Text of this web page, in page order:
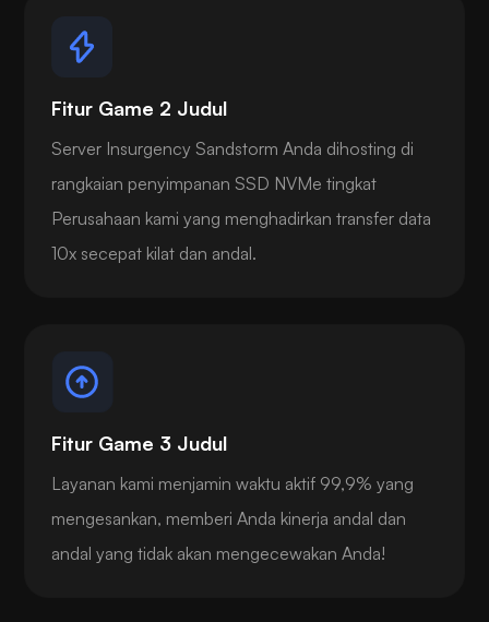
Fitur Game 2 Judul
Server Insurgency Sandstorm Anda dihosting di
rangkaian penyimpanan SSD NVMe tingkat
Perusahaan kami yang menghadirkan transfer data
10x secepat kilat dan andal.
Fitur Game 3 Judul
Layanan kami menjamin waktu aktif 99,9% yang
mengesankan, memberi Anda kinerja andal dan
andal yang tidak akan mengecewakan Anda!